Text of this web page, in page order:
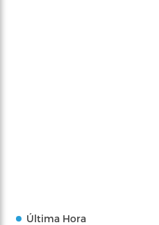
Última Hora